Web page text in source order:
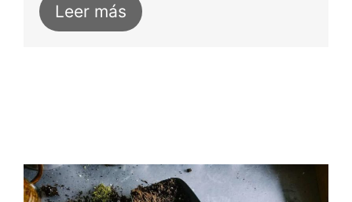
Leer más